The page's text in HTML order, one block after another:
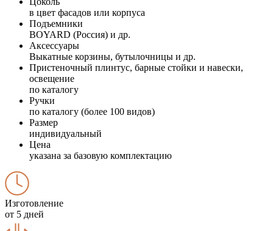
в цвет фасадов или корпуса
Подъемники
BOYARD (Россия) и др.
Аксессуары
Выкатные корзины, бутылочницы и др.
Пристеночный плинтус, барные стойки и навески,
освещение
по каталогу
Ручки
по каталогу (более 100 видов)
Размер
индивидуальный
Цена
указана за базовую комплектацию
Изготовление
от 5 дней